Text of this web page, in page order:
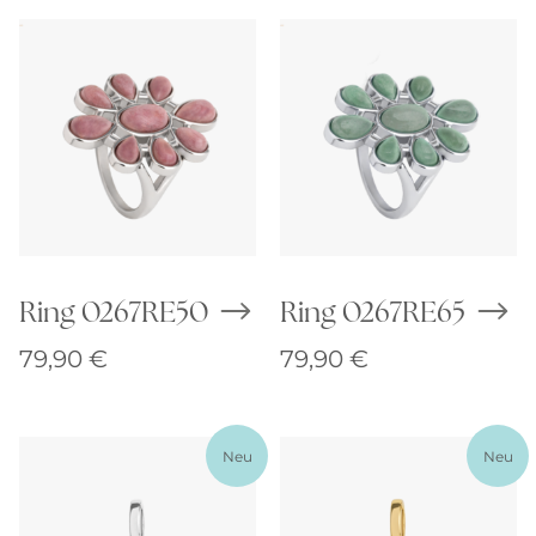
Ring 0267RE50
79,90 €
Ring 0267RE65
79,90 €
Neu Neu